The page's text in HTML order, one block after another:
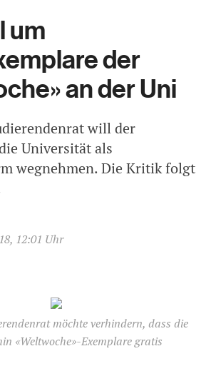
um
der
an der Uni
will der
Universität als
wegnehmen. Die Kritik folgt
12:01 Uhr
möchte verhindern, dass die
«Weltwoche»-Exemplare gratis